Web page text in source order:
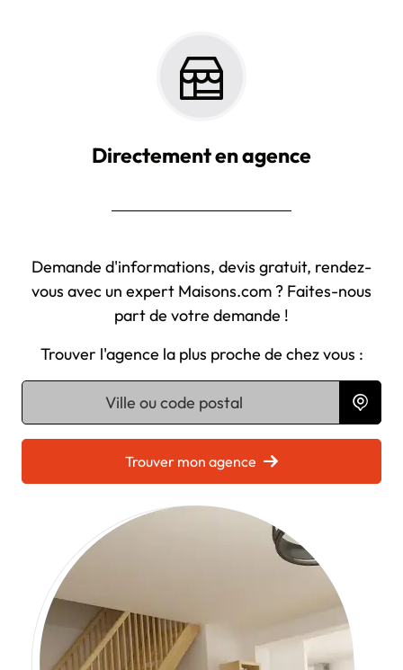
Directement en agence
Demande d'informations, devis gratuit, rendez-
vous avec un expert Maisons.com ? Faites-nous
part de votre demande !
Trouver l'agence la plus proche de chez vous :
Chargement...
Trouver mon agence